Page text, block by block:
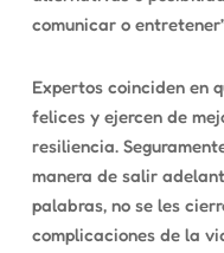
comunicar o
Expertos coinciden en
felices y ejercen de
resiliencia.
manera de salir
palabras, no se les
complicaciones de la